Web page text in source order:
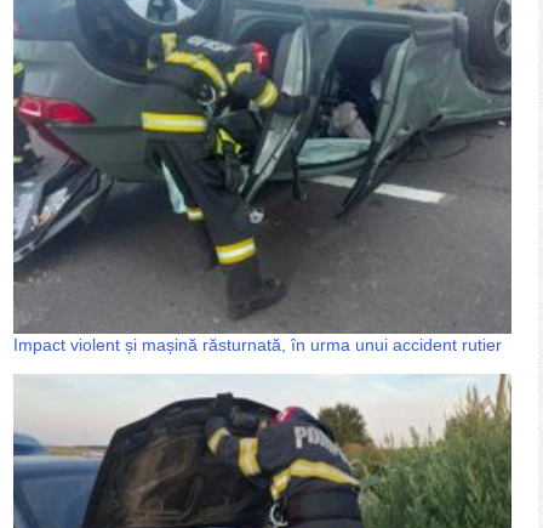
Impact violent și mașină răsturnată, în urma unui accident rutier